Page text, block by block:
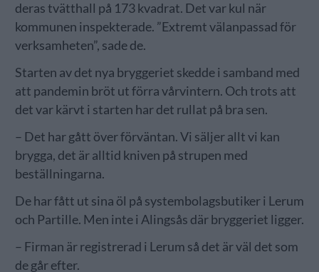
deras tvätthall på 173 kvadrat. Det var kul när
kommunen inspekterade. ”Extremt välanpassad för
verksamheten”, sade de.
Starten av det nya bryggeriet skedde i samband med
att pandemin bröt ut förra vårvintern. Och trots att
det var kärvt i starten har det rullat på bra sen.
– Det har gått över förväntan. Vi säljer allt vi kan
brygga, det är alltid kniven på strupen med
beställningarna.
De har fått ut sina öl på systembolagsbutiker i Lerum
och Partille. Men inte i Alingsås där bryggeriet ligger.
– Firman är registrerad i Lerum så det är väl det som
de går efter.